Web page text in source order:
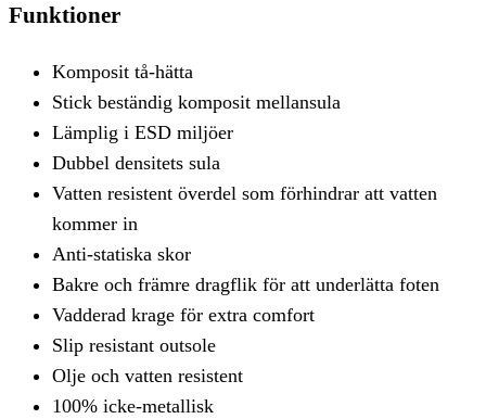
Funktioner
Komposit tå-hätta
Stick beständig komposit mellansula
Lämplig i ESD miljöer
Dubbel densitets sula
Vatten resistent överdel som förhindrar att vatten
kommer in
Anti-statiska skor
Bakre och främre dragflik för att underlätta foten
Vadderad krage för extra comfort
Slip resistant outsole
Olje och vatten resistent
100% icke-metallisk